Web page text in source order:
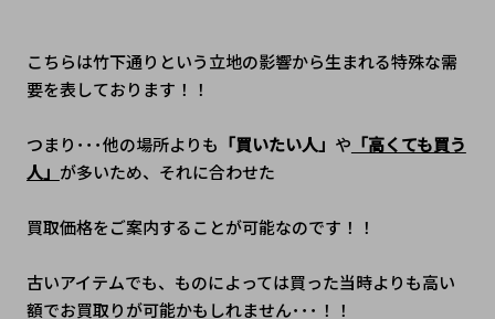
こちらは竹下通りという立地の影響から生まれる特殊な需
要を表しております！！
つまり･･･他の場所よりも 「買いたい人」 や 「高くても買う
人」 が多いため、それに合わせた
買取価格をご案内することが可能なのです！！
古いアイテムでも、ものによっては買った当時よりも高い
額でお買取りが可能かもしれません･･･！！